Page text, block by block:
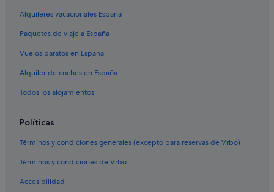
Alquileres vacacionales España
Paquetes de viaje a España
Vuelos baratos en España
Alquiler de coches en España
Todos los alojamientos
Políticas
Términos y condiciones generales (excepto para reservas de Vrbo)
Términos y condiciones de Vrbo
Accesibilidad